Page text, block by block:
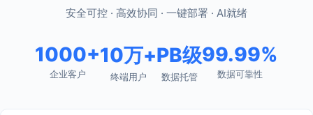
安全可控 · 高效协同 · 一键部署 · AI就绪
1000+
企业客户
10万+
终端用户
PB级
数据托管
99.99%
数据可靠性